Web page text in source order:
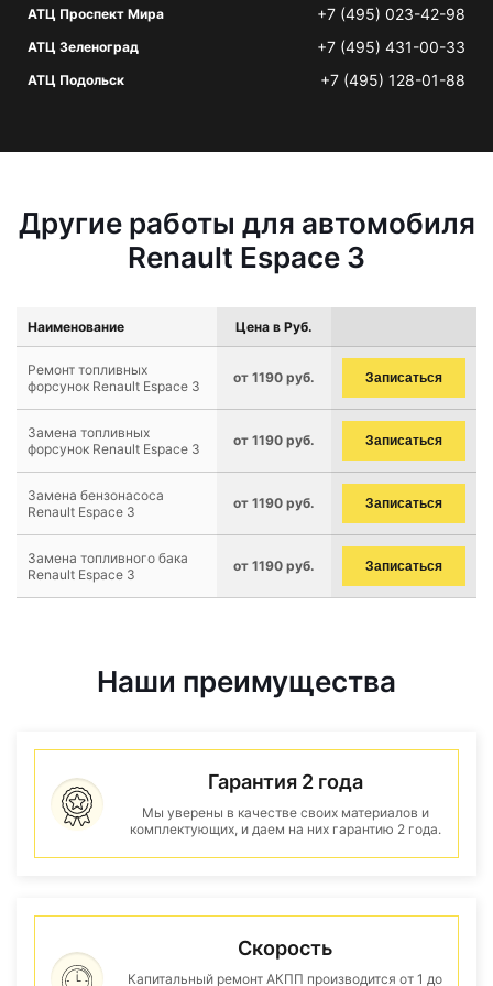
АТЦ Проспект Мира +7 (495) 023-42-98
АТЦ Зеленоград +7 (495) 431-00-33
АТЦ Подольск +7 (495) 128-01-88
Другие работы для автомобиля
Renault Espace 3
Наименование Цена в Руб.
Ремонт топливных
форсунок Renault Espace 3
от 1190 руб. Записаться
Замена топливных
форсунок Renault Espace 3
от 1190 руб. Записаться
Замена бензонасоса
Renault Espace 3
от 1190 руб. Записаться
Замена топливного бака
Renault Espace 3
от 1190 руб. Записаться
Наши преимущества
Гарантия 2 года
Мы уверены в качестве своих материалов и
комплектующих, и даем на них гарантию 2 года.
Скорость
Капитальный ремонт АКПП производится от 1 до